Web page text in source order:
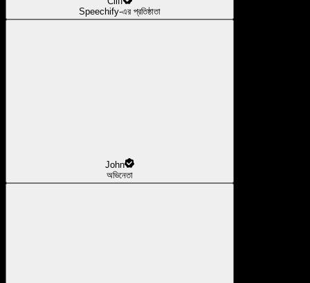
Speechify-এর প্রতিষ্ঠাতা
John
অভিনেতা